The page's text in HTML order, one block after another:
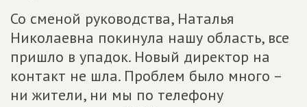
Со сменой руководства, Наталья
Николаевна покинула нашу область, все
пришло в упадок. Новый директор на
контакт не шла. Проблем было много –
ни жители, ни мы по телефону